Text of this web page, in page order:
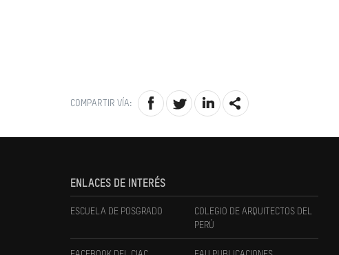
COMPARTIR VÍA:
ENLACES DE INTERÉS
ESCUELA DE POSGRADO
COLEGIO DE ARQUITECTOS DEL
PERÚ